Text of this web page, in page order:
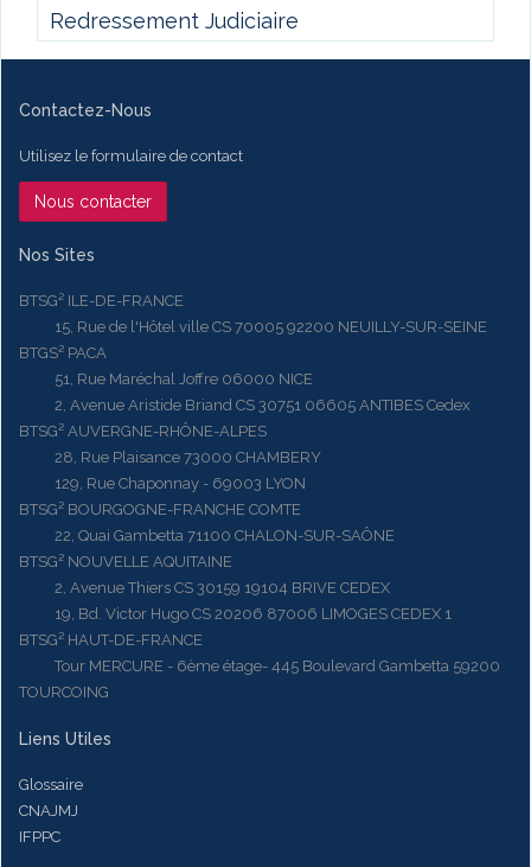
Redressement Judiciaire
Contactez-Nous
Utilisez le formulaire de contact
Nous contacter
Nos Sites
BTSG² ILE-DE-FRANCE
15, Rue de l'Hôtel ville CS 70005 92200 NEUILLY-SUR-SEINE
BTGS² PACA
51, Rue Maréchal Joffre 06000 NICE
2, Avenue Aristide Briand CS 30751 06605 ANTIBES Cedex
BTSG² AUVERGNE-RHÔNE-ALPES
28, Rue Plaisance 73000 CHAMBERY
129, Rue Chaponnay - 69003 LYON
BTSG² BOURGOGNE-FRANCHE COMTE
22, Quai Gambetta 71100 CHALON-SUR-SAÔNE
BTSG² NOUVELLE AQUITAINE
2, Avenue Thiers CS 30159 19104 BRIVE CEDEX
19, Bd. Victor Hugo CS 20206 87006 LIMOGES CEDEX 1
BTSG² HAUT-DE-FRANCE
Tour MERCURE - 6ème étage- 445 Boulevard Gambetta 59200
TOURCOING
Liens Utiles
Glossaire
CNAJMJ
IFPPC